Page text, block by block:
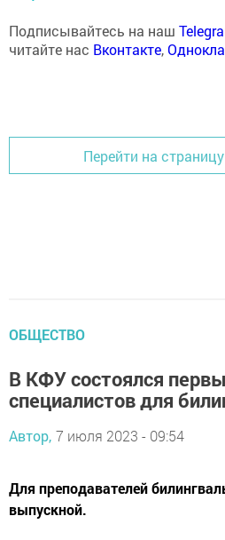
Подписывайтесь на наш
читайте нас Вконтакте,
Перейти на
ОБЩЕСТВО
В КФУ состоялся
специалистов для
Автор, 7 июля 2023 - 09:54
Для преподавателей
выпускной.